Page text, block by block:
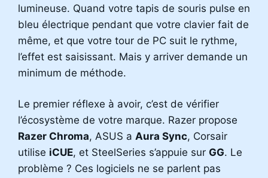
lumineuse. Quand votre tapis de souris pulse en
bleu électrique pendant que votre clavier fait de
même, et que votre tour de PC suit le rythme,
l’effet est saisissant. Mais y arriver demande un
minimum de méthode.
Le premier réflexe à avoir, c’est de vérifier
l’écosystème de votre marque. Razer propose
Razer Chroma, ASUS a Aura Sync, Corsair
utilise iCUE, et SteelSeries s’appuie sur GG. Le
problème ? Ces logiciels ne se parlent pas